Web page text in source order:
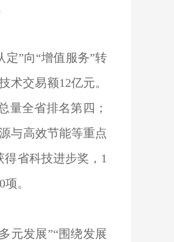
”向“增值服务”转
术交易额12亿元。
量全省排名第四；
与高效节能等重点
省科技进步奖，1
。
元发展”“围绕发展